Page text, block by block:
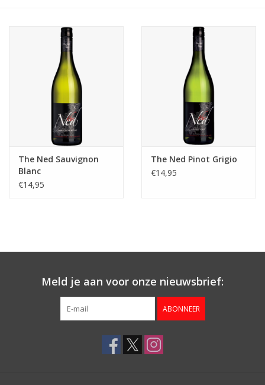
The Ned Sauvignon
Blanc
€14,95
The Ned Pinot Grigio
€14,95
Meld je aan voor onze nieuwsbrief:
ABONNEER